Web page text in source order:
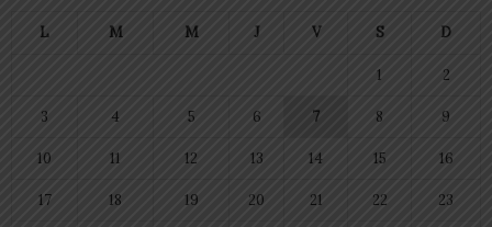
L M M J V S D
1 2
3 4 5 6 7 8 9
10 11 12 13 14 15 16
17 18 19 20 21 22 23